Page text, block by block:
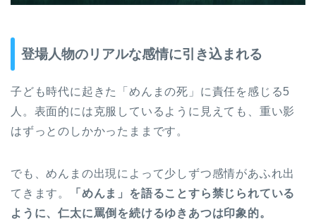
登場人物のリアルな感情に引き込まれる
子ども時代に起きた「めんまの死」に責任を感じる5
人。表面的には克服しているように見えても、重い影
はずっとのしかかったままです。
でも、めんまの出現によって少しずつ感情があふれ出
てきます。
「めんま」を語ることすら禁じられている
ように、仁太に罵倒を続けるゆきあつは印象的。